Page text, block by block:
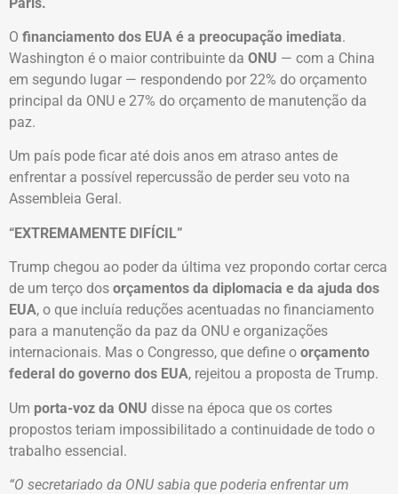
O financiamento dos EUA é a preocupação imediata.
Washington é o maior contribuinte da ONU — com a China
em segundo lugar — respondendo por 22% do orçamento
principal da ONU e 27% do orçamento de manutenção da
paz.
Um país pode ficar até dois anos em atraso antes de
enfrentar a possível repercussão de perder seu voto na
Assembleia Geral.
“EXTREMAMENTE DIFÍCIL”
Trump chegou ao poder da última vez propondo cortar cerca
de um terço dos orçamentos da diplomacia e da ajuda dos
EUA, o que incluía reduções acentuadas no financiamento
para a manutenção da paz da ONU e organizações
internacionais. Mas o Congresso, que define o orçamento
federal do governo dos EUA, rejeitou a proposta de Trump.
Um porta-voz da ONU disse na época que os cortes
propostos teriam impossibilitado a continuidade de todo o
trabalho essencial.
“O secretariado da ONU sabia que poderia enfrentar um